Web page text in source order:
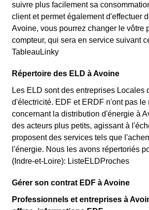
suivre plus facilement sa
client et permet également d'effectuer
Avoine, vous pourrez changer le vôtre
compteur, qui sera en service suivant
TableauLinky
Répertoire des ELD à Avoine
Les ELD sont des entreprises Locales
d'électricité. EDF et ERDF n'ont pas le
concernant la distribution d'énergie à
des acteurs plus petits, agissant à
proposent des services tels que
l'énergie. Nous les avons répertoriés
(Indre-et-Loire): ListeELDProches
Gérer son contrat EDF à Avoine
Professionnels et entreprises à